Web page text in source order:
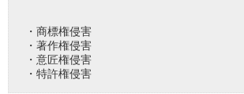
・商標権侵害
・著作権侵害
・意匠権侵害
・特許権侵害